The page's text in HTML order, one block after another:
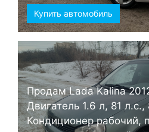
Купить автомобиль
Продам Lada Kalina
Двигатель 1.6 л, 81
Кондиционер рабочий,